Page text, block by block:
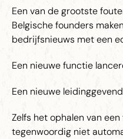
Een van de grootste
Belgische founders
bedrijfsnieuws met een
Een nieuwe functie
Een nieuwe
Zelfs het ophalen van
tegenwoordig niet